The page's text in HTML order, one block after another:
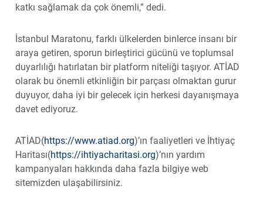
katkı sağlamak da çok önemli,” dedi.
İstanbul Maratonu, farklı ülkelerden binlerce insanı bir
araya getiren, sporun birleştirici gücünü ve toplumsal
duyarlılığı hatırlatan bir platform niteliği taşıyor. ATİAD
olarak bu önemli etkinliğin bir parçası olmaktan gurur
duyuyor, daha iyi bir gelecek için herkesi dayanışmaya
davet ediyoruz.
ATİAD(https://www.atiad.org)’ın faaliyetleri ve İhtiyaç
Haritası(https://ihtiyacharitasi.org)’nın yardım
kampanyaları hakkında daha fazla bilgiye web
sitemizden ulaşabilirsiniz.